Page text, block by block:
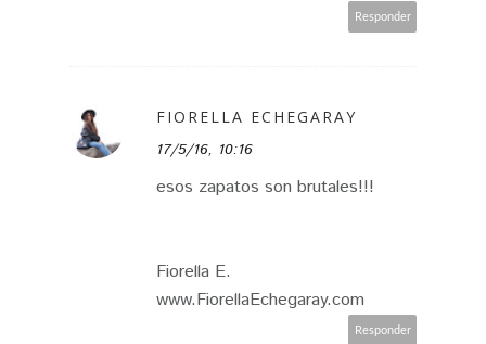
Responder
FIORELLA ECHEGARAY
17/5/16, 10:16
esos zapatos son brutales!!!
Fiorella E.
www.FiorellaEchegaray.com
Responder